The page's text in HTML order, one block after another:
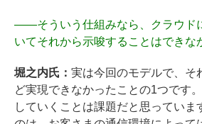
――そういう仕組みなら、クラウド
いてそれから示唆することはできな
堀之内氏： 実は今回のモデルで、そ
ど実現できなかったことの1つです
していくことは課題だと思っていま